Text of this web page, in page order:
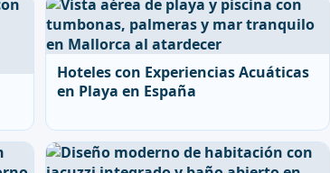
Hoteles con Experiencias Acuáticas
en Playa en España